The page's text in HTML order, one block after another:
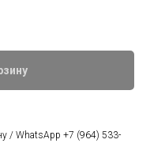
/ WhatsApp +7 (964) 533-